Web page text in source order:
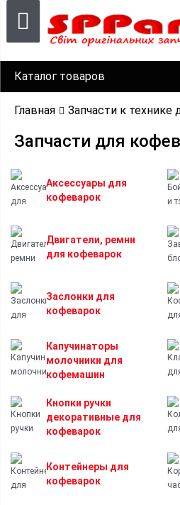
Каталог товаров
Главная Запчасти к технике
Запчасти для
Аксессуары для
кофеварок
Двигатели, ремни
для кофеварок
Заслонки для
кофеварок
Капучинаторы
молочники для
кофемашин
Кнопки ручки
декоративные для
кофеварок
Контейнеры для
кофеварок